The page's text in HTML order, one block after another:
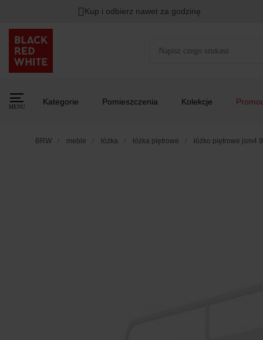
Kup i odbierz nawet za godzinę
MENU
Kategorie Pomieszczenia Kolekcje
BRW meble łóżka łóżka piętrowe łóżko piętrowe jsm4